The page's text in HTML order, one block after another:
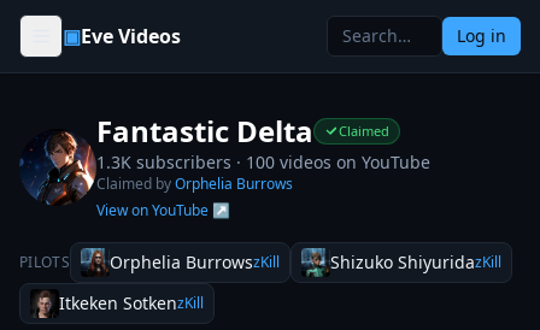
Skip to content
▣Eve Videos Log in
Fantastic Delta Claimed
1.3K subscribers · 100 videos on YouTube
Claimed byOrphelia Burrows
View on YouTube ↗
PILOTS Orphelia BurrowszKill Shizuko ShiyuridazKill
Itkeken SotkenzKill